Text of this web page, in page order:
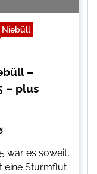
Niebüll
–
– plus
war es soweit,
eine Sturmflut